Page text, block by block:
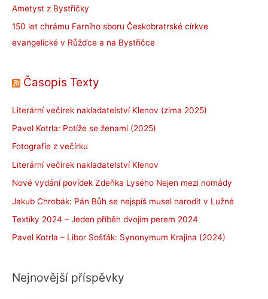
Ametyst z Bystřičky
150 let chrámu Farního sboru Českobratrské církve
evangelické v Růžďce a na Bystřičce
Časopis Texty
Literární večírek nakladatelství Klenov (zima 2025)
Pavel Kotrla: Potíže se ženami (2025)
Fotografie z večírku
Literární večírek nakladatelství Klenov
Nové vydání povídek Zdeňka Lysého Nejen mezi nomády
Jakub Chrobák: Pán Bůh se nejspíš musel narodit v Lužné
Textíky 2024 – Jeden příběh dvojím perem 2024
Pavel Kotrla – Libor Sošťák: Synonymum Krajina (2024)
Nejnovější příspěvky